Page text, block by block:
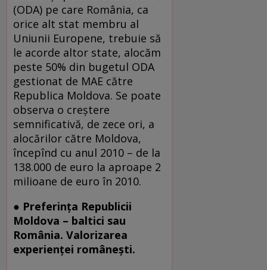
(ODA) pe care România, ca
orice alt stat membru al
Uniunii Europene, trebuie să
le acorde altor state, alocăm
peste 50% din bugetul ODA
gestionat de MAE către
Republica Moldova. Se poate
observa o creştere
semnificativă, de zece ori, a
alocărilor către Moldova,
începînd cu anul 2010 – de la
138.000 de euro la aproape 2
milioane de euro în 2010.
● Preferinţa Republicii
Moldova – baltici sau
România. Valorizarea
experienţei româneşti.